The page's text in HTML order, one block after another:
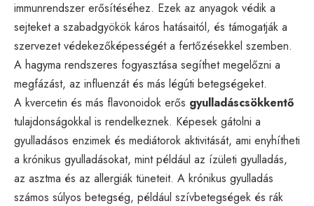
immunrendszer erősítéséhez. Ezek az anyagok védik a
sejteket a szabadgyökök káros hatásaitól, és támogatják a
szervezet védekezőképességét a fertőzésekkel szemben.
A hagyma rendszeres fogyasztása segíthet megelőzni a
megfázást, az influenzát és más légúti betegségeket.
A kvercetin és más flavonoidok erős gyulladáscsökkentő
tulajdonságokkal is rendelkeznek. Képesek gátolni a
gyulladásos enzimek és mediátorok aktivitását, ami enyhítheti
a krónikus gyulladásokat, mint például az ízületi gyulladás,
az asztma és az allergiák tüneteit. A krónikus gyulladás
számos súlyos betegség, például szívbetegségek és rák